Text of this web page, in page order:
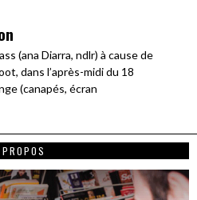
(ana Diarra, ndlr) à cause de
dans l’après-midi du 18
(canapés, écran